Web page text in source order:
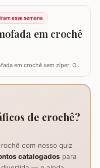
para que não atrapalhe se
Para este trabalho
S.A. Você pode utilizar os
essa semana
em crochê
em crochê sem zíper: O
usando crochê com fio de
o projeto: São
de crochê?
com nosso quiz
catalogados para